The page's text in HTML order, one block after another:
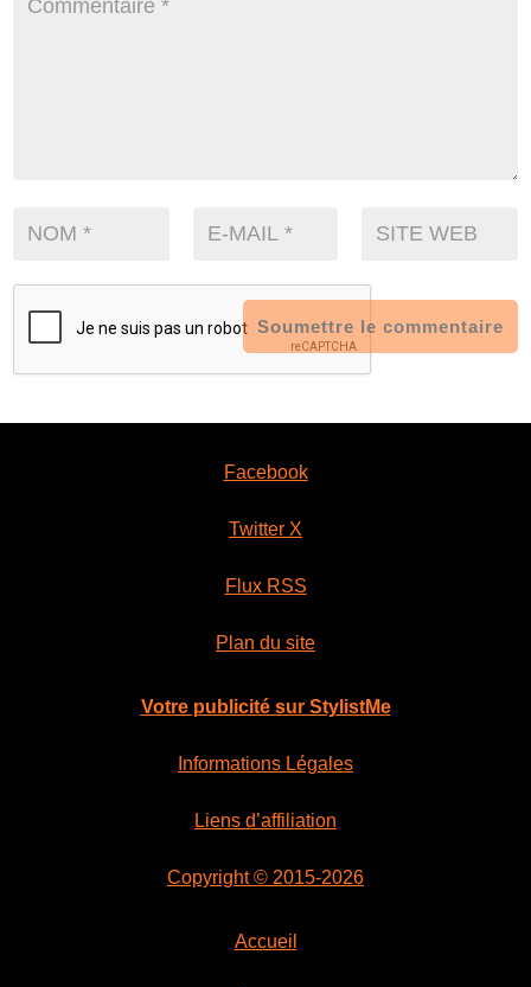
Soumettre le commentaire
Facebook
Twitter X
Flux RSS
Plan du site
Votre publicité sur StylistMe
Informations Légales
Liens d’affiliation
Copyright © 2015-2026
Accueil